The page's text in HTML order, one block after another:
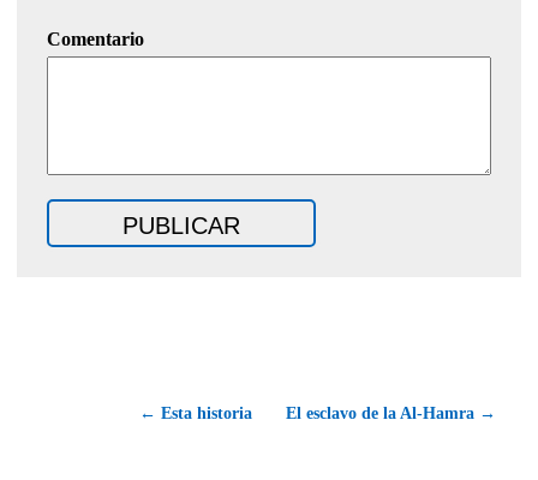
Comentario
← Esta historia El esclavo de la Al-Hamra →